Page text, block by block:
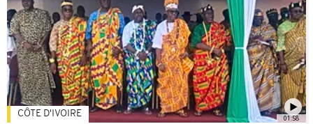
01:58
CÔTE D'IVOIRE